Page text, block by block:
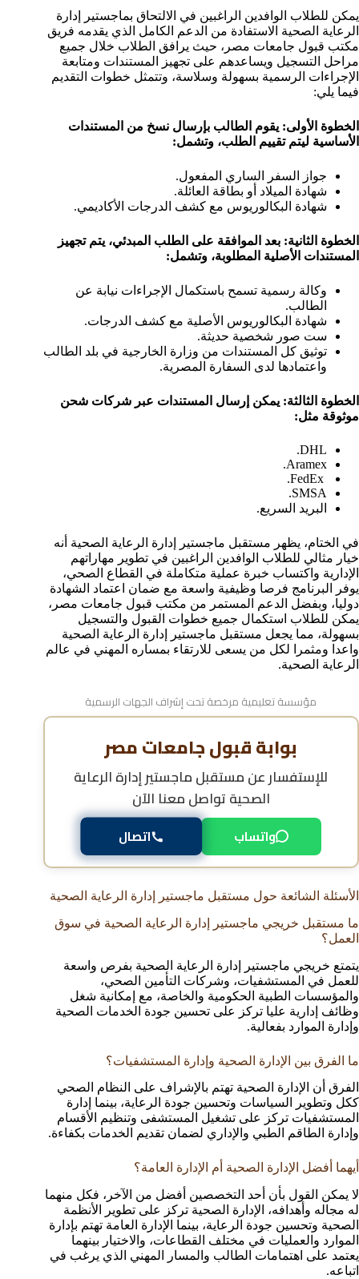
يمكن للطلاب الوافدين الراغبين في الالتحاق بماجستير إدارة
الرعاية الصحية الاستفادة من الدعم الكامل الذي يقدمه فريق
مكتب قبول جامعات مصر، حيث يرافق الطلاب خلال جميع
مراحل التسجيل ويساعدهم على تجهيز المستندات ومتابعة
الإجراءات الرسمية بسهولة وسلاسة، وتتمثل خطوات التقديم
فيما يلي:
الخطوة الأولى: يقوم الطالب بإرسال نسخ من المستندات
الأساسية ليتم تقييم الطلب، وتشمل:
جواز السفر الساري المفعول.
شهادة الميلاد أو بطاقة العائلة.
شهادة البكالوريوس مع كشف الدرجات الأكاديمي.
الخطوة الثانية: بعد الموافقة على الطلب المبدئي، يتم تجهيز
المستندات الأصلية المطلوبة، وتشمل:
وكالة رسمية تسمح باستكمال الإجراءات نيابة عن
الطالب.
شهادة البكالوريوس الأصلية مع كشف الدرجات.
ست صور شخصية حديثة.
توثيق كل المستندات من وزارة الخارجية في بلد الطالب
واعتمادها لدى السفارة المصرية.
الخطوة الثالثة: يمكن إرسال المستندات عبر شركات شحن
موثوقة مثل:
DHL.
Aramex.
SMSA.
البريد السريع.
في الختام، يظهر مستقبل ماجستير إدارة الرعاية الصحية أنه
خيار مثالي للطلاب الوافدين الراغبين في تطوير مهاراتهم
الإدارية واكتساب خبرة عملية متكاملة في القطاع الصحي،
يوفر البرنامج فرصا وظيفية واسعة مع ضمان اعتماد الشهادة
دوليا، وبفضل الدعم المستمر من مكتب قبول جامعات مصر،
يمكن للطلاب استكمال جميع خطوات القبول والتسجيل
بسهولة، مما يجعل مستقبل ماجستير إدارة الرعاية الصحية
واعدا ومثمرا لكل من يسعى للارتقاء بمساره المهني في عالم
الرعاية الصحية.
مؤسسة تعليمية مرخصة تحت إشراف الجهات الرسمية
بوابة قبول جامعات مصر
للإستفسار عنمستقبل ماجستير إدارة الرعاية
الصحيةتواصل معنا الآن
واتساب اتصال
الأسئلة الشائعة حول مستقبل ماجستير إدارة الرعاية الصحية
ما مستقبل خريجي ماجستير إدارة الرعاية الصحية في سوق
العمل؟
يتمتع خريجي ماجستير إدارة الرعاية الصحية بفرص واسعة
للعمل في المستشفيات، وشركات التأمين الصحي،
والمؤسسات الطبية الحكومية والخاصة، مع إمكانية شغل
وظائف إدارية عليا تركز على تحسين جودة الخدمات الصحية
وإدارة الموارد بفعالية.
ما الفرق بين الإدارة الصحية وإدارة المستشفيات؟
الفرق أن الإدارة الصحية تهتم بالإشراف على النظام الصحي
ككل وتطوير السياسات وتحسين جودة الرعاية، بينما إدارة
المستشفيات تركز على تشغيل المستشفى وتنظيم الأقسام
وإدارة الطاقم الطبي والإداري لضمان تقديم الخدمات بكفاءة.
أيهما أفضل الإدارة الصحية أم الإدارة العامة؟
لا يمكن القول بأن أحد التخصصين أفضل من الآخر، فكل منهما
له مجاله وأهدافه، الإدارة الصحية تركز على تطوير الأنظمة
الصحية وتحسين جودة الرعاية، بينما الإدارة العامة تهتم بإدارة
الموارد والعمليات في مختلف القطاعات، والاختيار بينهما
يعتمد على اهتمامات الطالب والمسار المهني الذي يرغب في
اتباعه.